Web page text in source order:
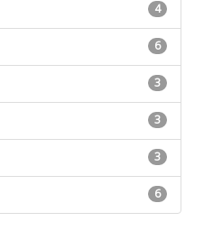
4
6
3
3
3
6